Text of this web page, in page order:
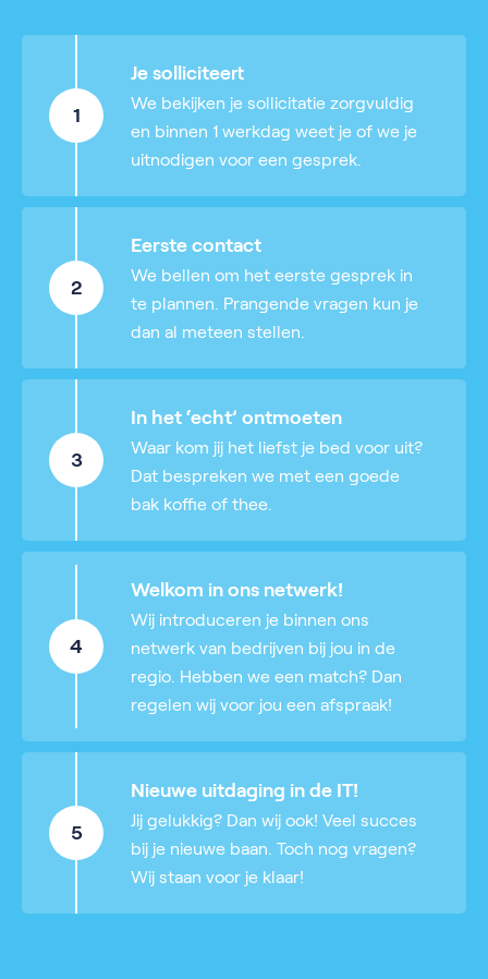
1
Je solliciteert
We bekijken je sollicitatie zorgvuldig
en binnen 1 werkdag weet je of we je
uitnodigen voor een gesprek.
2
Eerste contact
We bellen om het eerste gesprek in
te plannen. Prangende vragen kun je
dan al meteen stellen.
3
In het ‘echt’ ontmoeten
Waar kom jij het liefst je bed voor uit?
Dat bespreken we met een goede
bak koffie of thee.
4
Welkom in ons netwerk!
Wij introduceren je binnen ons
netwerk van bedrijven bij jou in de
regio. Hebben we een match? Dan
regelen wij voor jou een afspraak!
5
Nieuwe uitdaging in de IT!
Jij gelukkig? Dan wij ook! Veel succes
bij je nieuwe baan. Toch nog vragen?
Wij staan voor je klaar!